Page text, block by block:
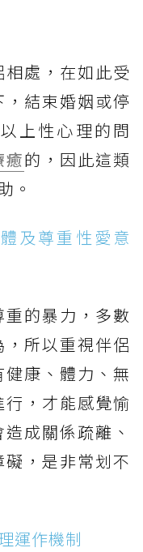
處，在如此受
結束婚姻或停
上性心理的問
癒的，因此這類
。
及尊重性愛意
的暴力，多數
所以重視伴侶
康、體力、無
，才能感覺愉
成關係疏離、
，是非常划不
運作機制